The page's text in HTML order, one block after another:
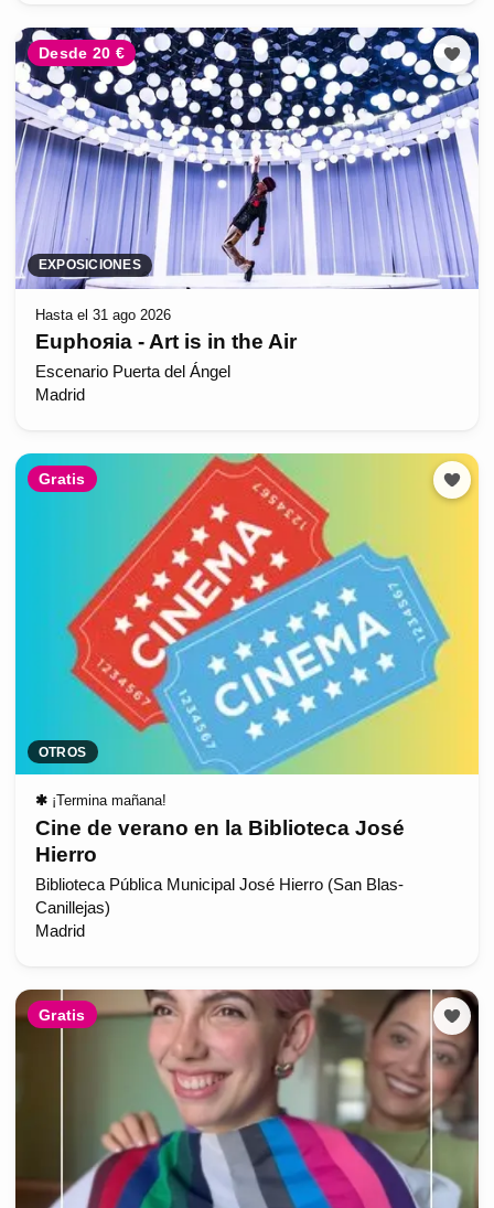
Desde 20 €
EXPOSICIONES
Hasta el 31 ago 2026
Euphoяia - Art is in the Air
Escenario Puerta del Ángel
Madrid
Gratis
OTROS
✱ ¡Termina mañana!
Cine de verano en la Biblioteca José
Hierro
Biblioteca Pública Municipal José Hierro (San Blas-
Canillejas)
Madrid
Gratis